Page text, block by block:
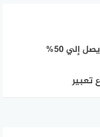
50%
تعبير